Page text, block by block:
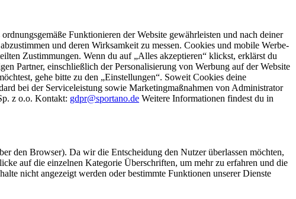
Funktionieren der Website gewährleisten und nach deiner
und deren Wirksamkeit zu messen. Cookies und mobile Werbe-
Zustimmungen. Wenn du auf „Alles akzeptieren“ klickst, erklärst du
Partner, einschließlich der Personalisierung von Werbung auf der Website
gehe bitte zu den „Einstellungen“. Soweit Cookies deine
bei der Serviceleistung sowie Marketingmaßnahmen von Administrator
z o.o. Kontakt: gdpr@sportano.de Weitere Informationen findest du in
den Browser). Da wir die Entscheidung den Nutzer überlassen möchten,
auf die einzelnen Kategorie Überschriften, um mehr zu erfahren und die
nicht angezeigt werden oder bestimmte Funktionen unserer Dienste